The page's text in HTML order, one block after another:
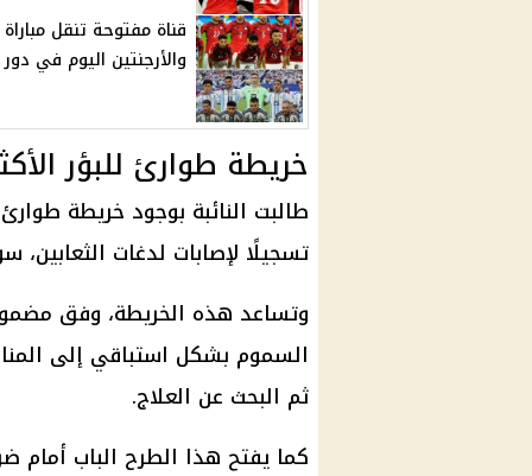
قناة مفتوحة تنقل
والأرجنتين اليوم في دور
خريطة طوارئ للبؤر
طالبت النائبة بوجود خريطة
تسجيلًا لإصابات لدغات الثعابين،
وتساعد هذه الخريطة، وفق
السموم بشكل استباقي إلى
ثم البحث عن العلاج.
كما يفتح هذا الطرح الباب أمام